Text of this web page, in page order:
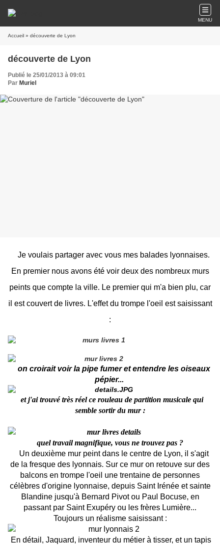
MENU
Accueil » découverte de Lyon
découverte de Lyon
Publié le 25/01/2013 à 09:01
Par Muriel
Je voulais partager avec vous mes balades lyonnaises.
En premier nous avons été voir deux des nombreux murs
peints que compte la ville. Le premier qui m'a bien plu, car
il est couvert de livres. L'effet du trompe l'oeil est saisissant
:
on croirait voir la pipe fumer et entendre les oiseaux
pépier...
et j'ai trouvé très réel ce rouleau de partition musicale qui
semble sortir du mur :
quel travail magnifique, vous ne trouvez pas ?
Un deuxième mur peint dans le centre de Lyon, il s'agit
de la fresque des lyonnais. Sur ce mur on retouve sur des
balcons en trompe l'oeil une trentaine de personnes
célèbres d'origine lyonnaise, depuis Saint Irénée et sainte
Blandine jusqu'à Bernard Pivot ou Paul Bocuse, en
passant par Saint Exupéry ou les frères Lumière...
Toujours un réalisme saisissant :
En détail, Jaquard, inventeur du métier à tisser, et un tapis